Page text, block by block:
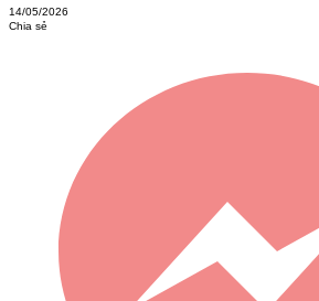
14/05/2026
Chia sẻ